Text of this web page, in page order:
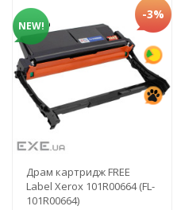
NEW!
-3%
Драм картридж FREE
Label Xerox 101R00664 (FL-
101R00664)